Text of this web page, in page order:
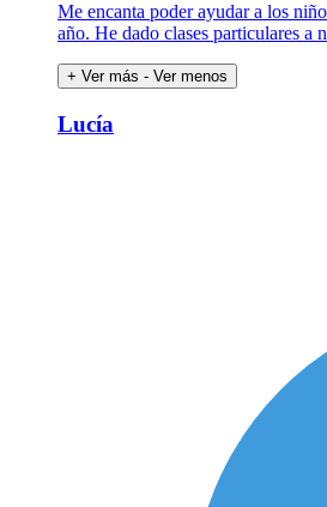
Me encanta poder ayudar a los
año. He dado clases particulares a
+ Ver más - Ver menos
Lucía